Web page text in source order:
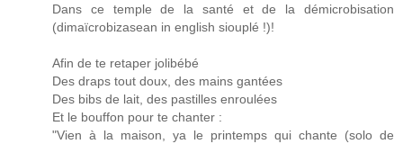
Dans ce temple de la santé et de la démicrobisation
(dimaïcrobizasean in english siouplé !)!
Afin de te retaper jolibébé
Des draps tout doux, des mains gantées
Des bibs de lait, des pastilles enroulées
Et le bouffon pour te chanter :
"Vien à la maison, ya le printemps qui chante (solo de